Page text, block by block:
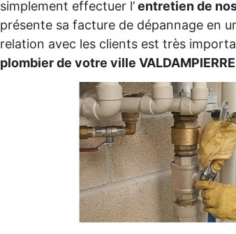
simplement effectuer l’entretien de
présente sa facture de dépannage en
relation avec les clients est très
plombier de votre ville VALDAMPIERRE